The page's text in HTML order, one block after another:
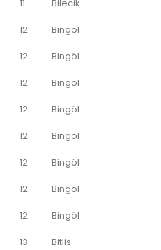
11
Bilecik
12
Bingöl
12
Bingöl
12
Bingöl
12
Bingöl
12
Bingöl
12
Bingöl
12
Bingöl
12
Bingöl
13
Bitlis